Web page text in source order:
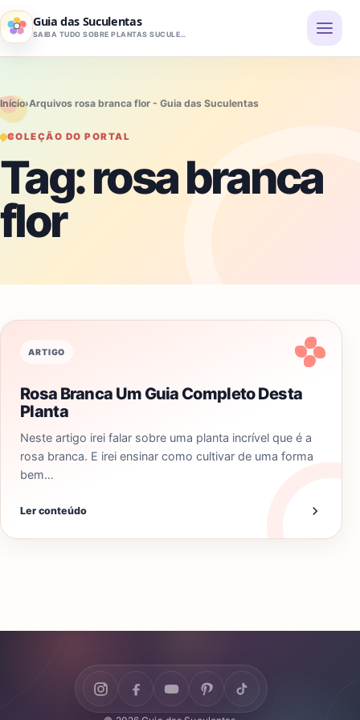
Pular para o conteúdo
Guia das Suculentas
SAIBA TUDO SOBRE PLANTAS SUCULENTAS
Início›Arquivos rosa branca flor - Guia das Suculentas
COLEÇÃO DO PORTAL
Tag:rosa branca
flor
ARTIGO
Rosa Branca Um Guia Completo Desta
Planta
Neste artigo irei falar sobre uma planta incrível que é a
rosa branca. E irei ensinar como cultivar de uma forma
bem…
Ler conteúdo